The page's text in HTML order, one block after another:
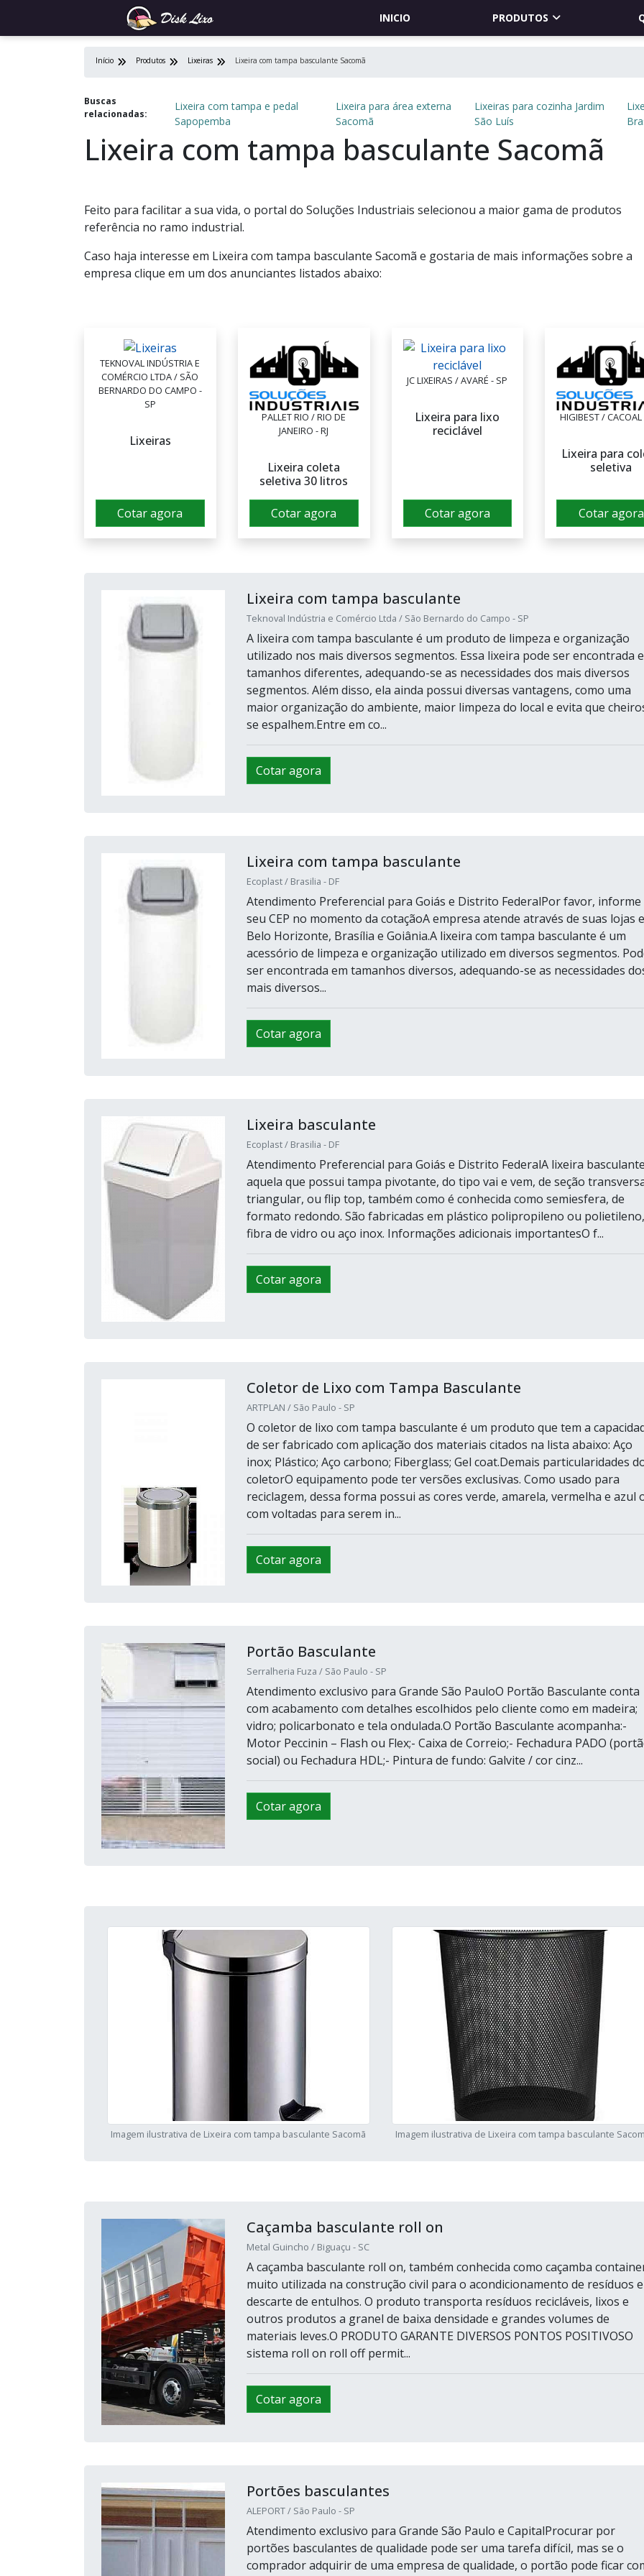
INICIO PRODUTOS
Início Produtos Lixeiras Lixeira com tampa basculante Sacomã
Buscas
relacionadas:
Lixeira com tampa e pedal
Sapopemba
Lixeira para área externa
Sacomã
Lixeiras para cozinha Jardim
São Luís
Lixeira com tampa basculante Sacomã
Feito para facilitar a sua vida, o portal do Soluções Industriais selecionou a maior gama de produtos
referência no ramo industrial.
Caso haja interesse em Lixeira com tampa basculante Sacomã e gostaria de mais informações sobre a
empresa clique em um dos anunciantes listados abaixo:
TEKNOVAL INDÚSTRIA E
COMÉRCIO LTDA / SÃO
BERNARDO DO CAMPO -
SP
Lixeiras
Cotar agora
PALLET RIO / RIO DE
JANEIRO - RJ
Lixeira coleta
seletiva 30 litros
Cotar agora
JC LIXEIRAS / AVARÉ - SP
Lixeira para lixo
reciclável
Cotar agora
HIGIBEST / CACOAL
Lixeira para
seletiva
Cotar agora
Lixeira com tampa basculante
Teknoval Indústria e Comércio Ltda / São Bernardo do Campo - SP
A lixeira com tampa basculante é um produto de limpeza e organização
utilizado nos mais diversos segmentos. Essa lixeira pode ser encontrada
tamanhos diferentes, adequando-se as necessidades dos mais diversos
segmentos. Além disso, ela ainda possui diversas vantagens, como uma
maior organização do ambiente, maior limpeza do local e evita que
se espalhem.Entre em co...
Cotar agora
Lixeira com tampa basculante
Ecoplast / Brasilia - DF
Atendimento Preferencial para Goiás e Distrito FederalPor favor, informe
seu CEP no momento da cotaçãoA empresa atende através de suas lojas
Belo Horizonte, Brasília e Goiânia.A lixeira com tampa basculante é um
acessório de limpeza e organização utilizado em diversos segmentos.
ser encontrada em tamanhos diversos, adequando-se as necessidades
mais diversos...
Cotar agora
Lixeira basculante
Ecoplast / Brasilia - DF
Atendimento Preferencial para Goiás e Distrito FederalA lixeira
aquela que possui tampa pivotante, do tipo vai e vem, de seção
triangular, ou flip top, também como é conhecida como semiesfera, de
formato redondo. São fabricadas em plástico polipropileno ou polietileno,
fibra de vidro ou aço inox. Informações adicionais importantesO f...
Cotar agora
Coletor de Lixo com Tampa Basculante
ARTPLAN / São Paulo - SP
O coletor de lixo com tampa basculante é um produto que tem a
de ser fabricado com aplicação dos materiais citados na lista abaixo: Aço
inox; Plástico; Aço carbono; Fiberglass; Gel coat.Demais particularidades
coletorO equipamento pode ter versões exclusivas. Como usado para
reciclagem, dessa forma possui as cores verde, amarela, vermelha e azul
com voltadas para serem in...
Cotar agora
Portão Basculante
Serralheria Fuza / São Paulo - SP
Atendimento exclusivo para Grande São PauloO Portão Basculante conta
com acabamento com detalhes escolhidos pelo cliente como em madeira;
vidro; policarbonato e tela ondulada.O Portão Basculante acompanha:-
Motor Peccinin – Flash ou Flex;- Caixa de Correio;- Fechadura PADO
social) ou Fechadura HDL;- Pintura de fundo: Galvite / cor cinz...
Cotar agora
Imagem ilustrativa de Lixeira com tampa basculante Sacomã Imagem ilustrativa de Lixeira com tampa basculante
Caçamba basculante roll on
Metal Guincho / Biguaçu - SC
A caçamba basculante roll on, também conhecida como caçamba
muito utilizada na construção civil para o acondicionamento de resíduos e
descarte de entulhos. O produto transporta resíduos recicláveis, lixos e
outros produtos a granel de baixa densidade e grandes volumes de
materiais leves.O PRODUTO GARANTE DIVERSOS PONTOS POSITIVOSO
sistema roll on roll off permit...
Cotar agora
Portões basculantes
ALEPORT / São Paulo - SP
Atendimento exclusivo para Grande São Paulo e CapitalProcurar por
portões basculantes de qualidade pode ser uma tarefa difícil, mas se o
comprador adquirir de uma empresa de qualidade, o portão pode ficar